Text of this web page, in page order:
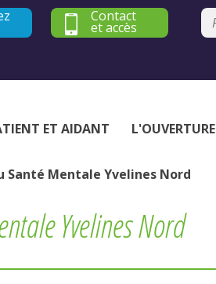
Contact
et accès
ET AIDANT L'OUVERTURE
Santé Mentale Yvelines Nord
Yvelines Nord